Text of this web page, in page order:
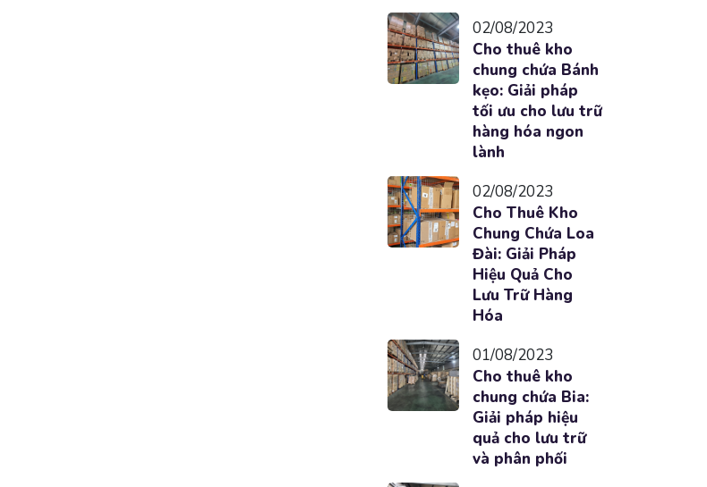
02/08/2023
Cho thuê kho
chung chứa Bánh
kẹo: Giải pháp
tối ưu cho lưu trữ
hàng hóa ngon
lành
02/08/2023
Cho Thuê Kho
Chung Chứa Loa
Đài: Giải Pháp
Hiệu Quả Cho
Lưu Trữ Hàng
Hóa
01/08/2023
Cho thuê kho
chung chứa Bia:
Giải pháp hiệu
quả cho lưu trữ
và phân phối